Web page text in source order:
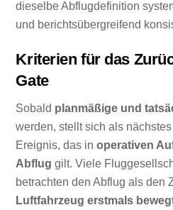
dieselbe Abflugdefinition
und berichtsübergreifend
Kriterien für das
Gate
Sobald planmäßige und
werden, stellt sich als
Ereignis, das inoperativen
Abflug gilt. Viele
betrachten den Abflug als den
Luftfahrzeug erstmals